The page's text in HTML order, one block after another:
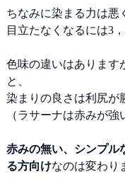
ちなみに染まる力は悪
目立たなくなるには3
色味の違いはあります
と、
染まりの良さは利尻が
（ラサーナは赤みが強
赤みの無い、シンプル
る方向けなのは変わり